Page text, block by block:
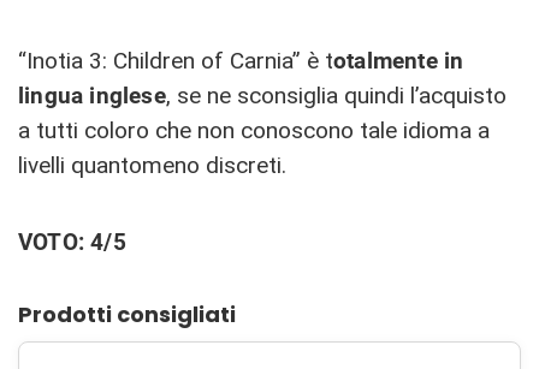
“Inotia 3: Children of Carnia” è totalmente in
lingua inglese, se ne sconsiglia quindi l’acquisto
a tutti coloro che non conoscono tale idioma a
livelli quantomeno discreti.
VOTO: 4/5
Prodotti consigliati